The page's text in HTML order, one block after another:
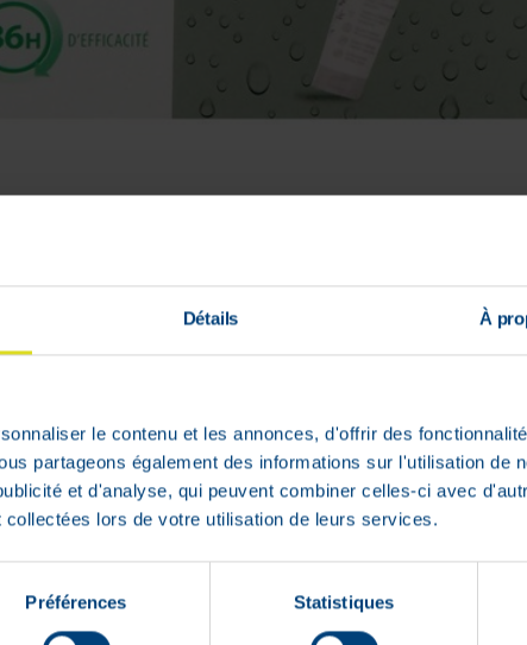
Détails À
le contenu et les annonces, d'offrir des
partageons également des informations sur l'utilisation de
et d'analyse, qui peuvent combiner celles-ci avec
lors de votre utilisation de leurs services.
Préférences Statistiques